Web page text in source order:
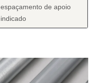
espaçamento de apoio
indicado